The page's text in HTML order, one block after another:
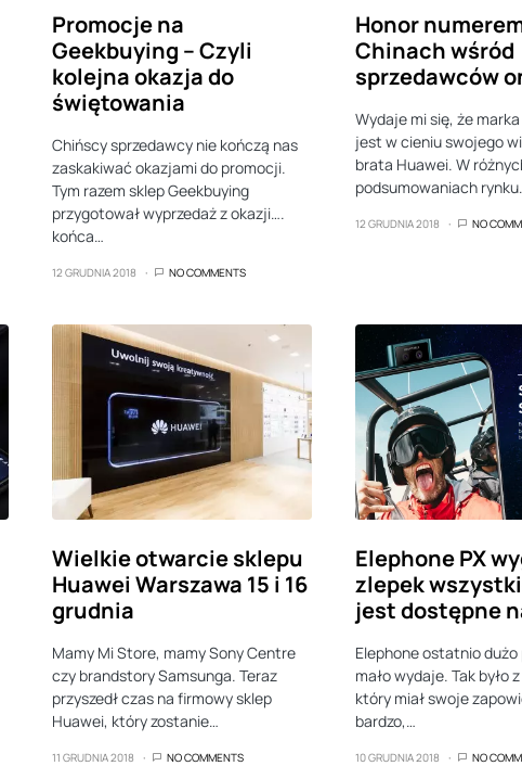
Promocje na
Geekbuying – Czyli
kolejna okazja do
świętowania
Chińscy sprzedawcy nie kończą nas
zaskakiwać okazjami do promocji.
Tym razem sklep Geekbuying
przygotował wyprzedaż z okazji….
końca…
12 GRUDNIA 2018 NO COMMENTS
Honor
Chinach wśród
sprzedawców
Wydaje mi się, że
jest w cieniu swojego
brata Huawei. W
podsumowaniach
12 GRUDNIA 2018 NO
Wielkie otwarcie sklepu
Huawei Warszawa 15 i 16
grudnia
Mamy Mi Store, mamy Sony Centre
czy brandstory Samsunga. Teraz
przyszedł czas na firmowy sklep
Huawei, który zostanie…
11 GRUDNIA 2018 NO COMMENTS
Elephone PX
zlepek
jest dostępne
Elephone ostatnio dużo
mało wydaje. Tak było
który miał swoje
bardzo,…
10 GRUDNIA 2018 NO